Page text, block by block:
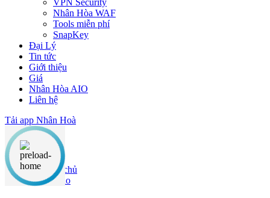
VPN Security
Nhân Hòa WAF
Tools miễn phí
SnapKey
Đại Lý
Tin tức
Giới thiệu
Giá
Nhân Hòa AIO
Liên hệ
Tải app Nhân Hoà
Nội dung chính
Thông báo